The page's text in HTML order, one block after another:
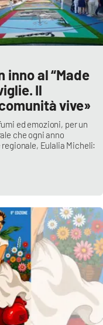
inno al “Made
Il
vive»
ed emozioni, per un
che ogni anno
Eulalia Micheli: